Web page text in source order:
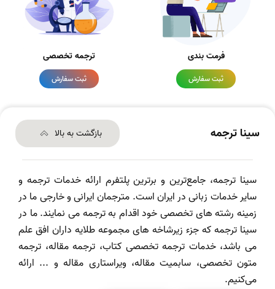
فرمت بندی
ثبت سفارش
ترجمه تخصصی
ثبت سفارش
سینا ترجمه بازگشت به بالا
سینا ترجمه، جامع‌ترین و برترین پلتفرم ارائه خدمات ترجمه و
سایر خدمات زبانی در ایران است. مترجمان ایرانی و خارجی ما در
زمینه رشته های تخصصی خود اقدام به ترجمه می نمایند. ما در
سینا ترجمه که جزء زیرشاخه های مجموعه طلایه داران افق علم
می باشد، خدمات ترجمه تخصصی کتاب، ترجمه مقاله، ترجمه
متون تخصصی، سابمیت مقاله، ویراستاری مقاله و ... ارائه
می‌کنیم.